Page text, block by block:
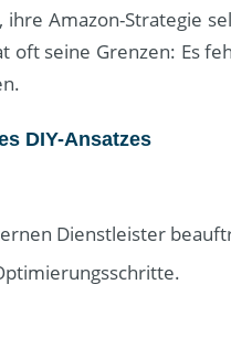
Amazon-Strategie
oft seine Grenzen: Es
DIY-Ansatzes
Dienstleister